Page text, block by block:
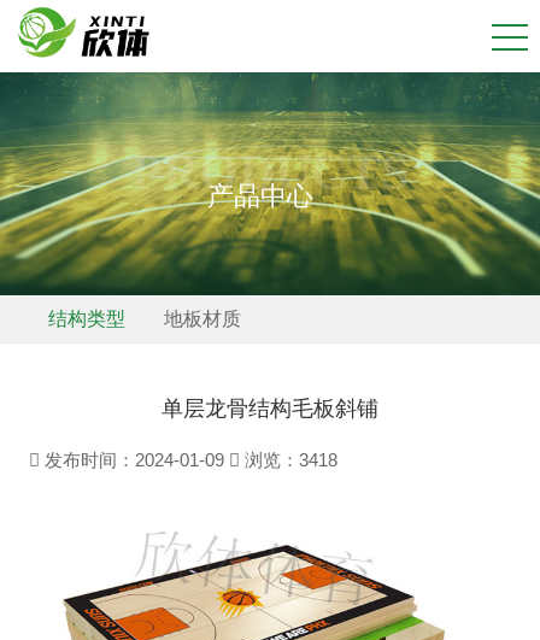
PRODUCTS
产品中心
结构类型 地板材质
单层龙骨结构毛板斜铺
发布时间：2024-01-09 浏览： 3418